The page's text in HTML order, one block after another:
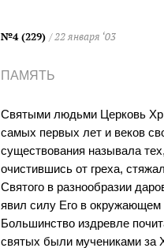
№4 (229) / 22 января ‘03
ПАМЯТЬ
Святыми людьми Церковь
самых первых лет и веков
существования называла
очистившись от греха,
Святого в разнообразии
явил силу Его в окружающем
Большинство издревле
святых были мучениками за